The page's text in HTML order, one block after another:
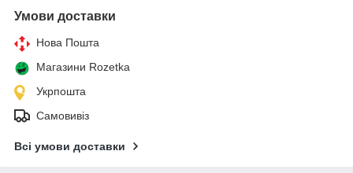
Умови доставки
Нова Пошта
Магазини Rozetka
Укрпошта
Самовивіз
Всі умови доставки